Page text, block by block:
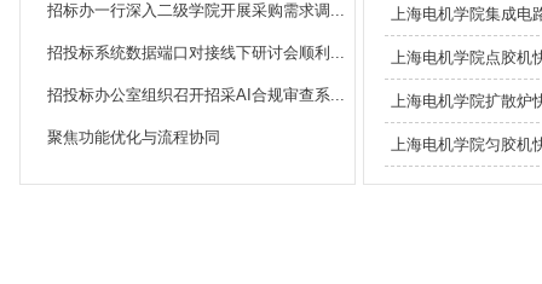
招标办一行深入二级学院开展采购需求调...
招投标系统数据端口对接线下研讨会顺利...
招投标办公室组织召开招采AI合规审查系...
聚焦功能优化与流程协同
上海电机学院集成电
上海电机学院点胶机
上海电机学院扩散炉
上海电机学院匀胶机